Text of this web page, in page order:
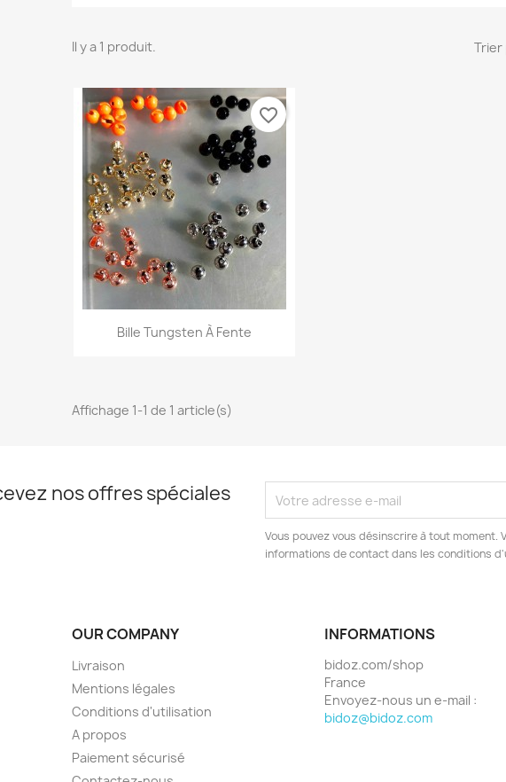
Il y a 1 produit. Trier
Aperçu rapide
Bille Tungsten À Fente
favorite_border
Affichage 1-1 de 1 article(s)
nos offres spéciales
Vous pouvez vous désinscrire à tout moment.
informations de contact dans les conditions
OUR COMPANY
Livraison
Mentions légales
Conditions d'utilisation
A propos
Paiement sécurisé
INFORMATIONS
bidoz.com/shop
France
Envoyez-nous un e-mail :
bidoz@bidoz.com